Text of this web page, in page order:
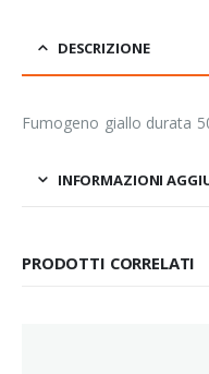
DESCRIZIONE
Fumogeno giallo durata
INFORMAZIONI
PRODOTTI CORRELATI